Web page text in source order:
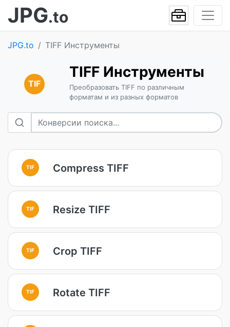
JPG.to
JPG.to TIFF Инструменты
TIF
TIFF Инструменты
Преобразовать TIFF по различным
форматам и из разных форматов
TIF Compress TIFF
TIF Resize TIFF
TIF Crop TIFF
TIF Rotate TIFF